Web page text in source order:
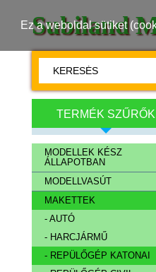
Ez a weboldal sütiket
Subiland
TERMÉK SZŰRŐK
MODELLEK KÉSZ
ÁLLAPOTBAN
MODELLVASÚT
MAKETTEK
- AUTÓ
- HARCJÁRMŰ
- REPÜLŐGÉP KATONAI